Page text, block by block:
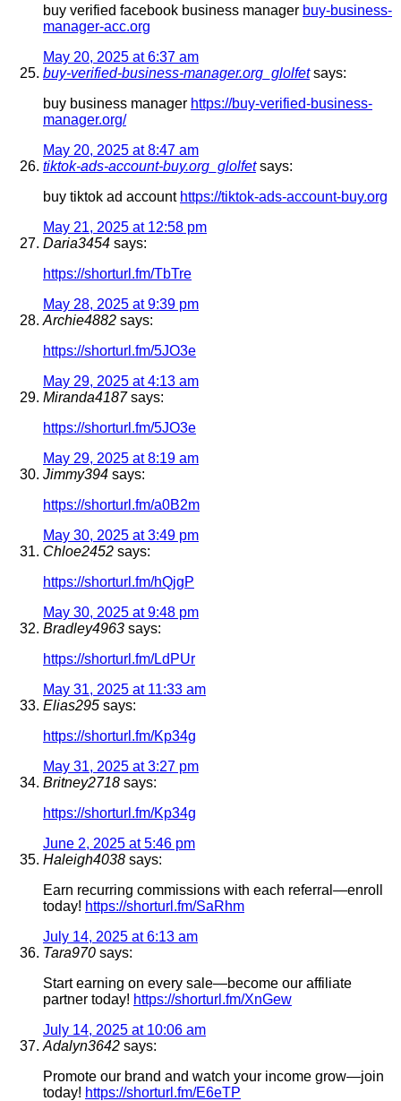
buy verified facebook business manager buy-business-
manager-acc.org
May 20, 2025 at 6:37 am
buy-verified-business-manager.org_glolfet says:
buy business manager https://buy-verified-business-
manager.org/
May 20, 2025 at 8:47 am
tiktok-ads-account-buy.org_glolfet says:
buy tiktok ad account https://tiktok-ads-account-buy.org
May 21, 2025 at 12:58 pm
Daria3454 says:
https://shorturl.fm/TbTre
May 28, 2025 at 9:39 pm
Archie4882 says:
https://shorturl.fm/5JO3e
May 29, 2025 at 4:13 am
Miranda4187 says:
https://shorturl.fm/5JO3e
May 29, 2025 at 8:19 am
Jimmy394 says:
https://shorturl.fm/a0B2m
May 30, 2025 at 3:49 pm
Chloe2452 says:
https://shorturl.fm/hQjgP
May 30, 2025 at 9:48 pm
Bradley4963 says:
https://shorturl.fm/LdPUr
May 31, 2025 at 11:33 am
Elias295 says:
https://shorturl.fm/Kp34g
May 31, 2025 at 3:27 pm
Britney2718 says:
https://shorturl.fm/Kp34g
June 2, 2025 at 5:46 pm
Haleigh4038 says:
Earn recurring commissions with each referral—enroll
today! https://shorturl.fm/SaRhm
July 14, 2025 at 6:13 am
Tara970 says:
Start earning on every sale—become our affiliate
partner today! https://shorturl.fm/XnGew
July 14, 2025 at 10:06 am
Adalyn3642 says:
Promote our brand and watch your income grow—join
today! https://shorturl.fm/E6eTP